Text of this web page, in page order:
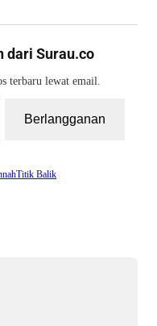
dari Surau.co
terbaru lewat email.
Berlangganan
Titik Balik